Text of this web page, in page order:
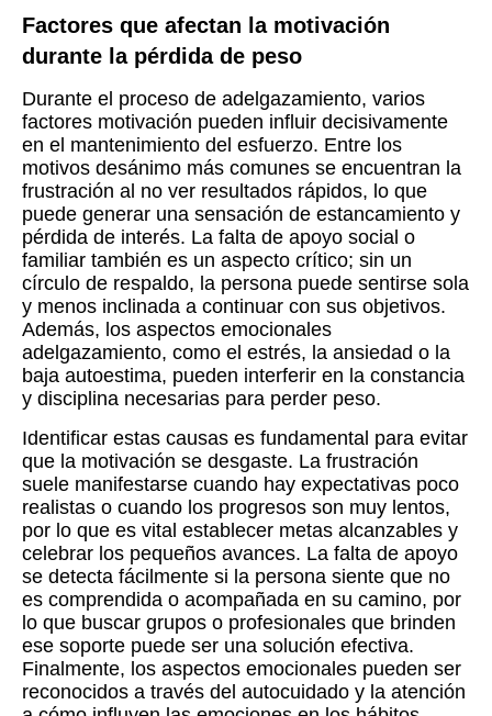
Factores que afectan la motivación
durante la pérdida de peso
Durante el proceso de adelgazamiento, varios
factores motivación pueden influir decisivamente
en el mantenimiento del esfuerzo. Entre los
motivos desánimo más comunes se encuentran la
frustración al no ver resultados rápidos, lo que
puede generar una sensación de estancamiento y
pérdida de interés. La falta de apoyo social o
familiar también es un aspecto crítico; sin un
círculo de respaldo, la persona puede sentirse sola
y menos inclinada a continuar con sus objetivos.
Además, los aspectos emocionales
adelgazamiento, como el estrés, la ansiedad o la
baja autoestima, pueden interferir en la constancia
y disciplina necesarias para perder peso.
Identificar estas causas es fundamental para evitar
que la motivación se desgaste. La frustración
suele manifestarse cuando hay expectativas poco
realistas o cuando los progresos son muy lentos,
por lo que es vital establecer metas alcanzables y
celebrar los pequeños avances. La falta de apoyo
se detecta fácilmente si la persona siente que no
es comprendida o acompañada en su camino, por
lo que buscar grupos o profesionales que brinden
ese soporte puede ser una solución efectiva.
Finalmente, los aspectos emocionales pueden ser
reconocidos a través del autocuidado y la atención